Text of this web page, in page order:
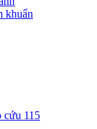
khuẩn
cứu 115